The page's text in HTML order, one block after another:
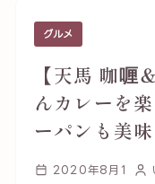
グルメ
【天馬 咖喱
んカレーを
ーパンも美
2020年8月1